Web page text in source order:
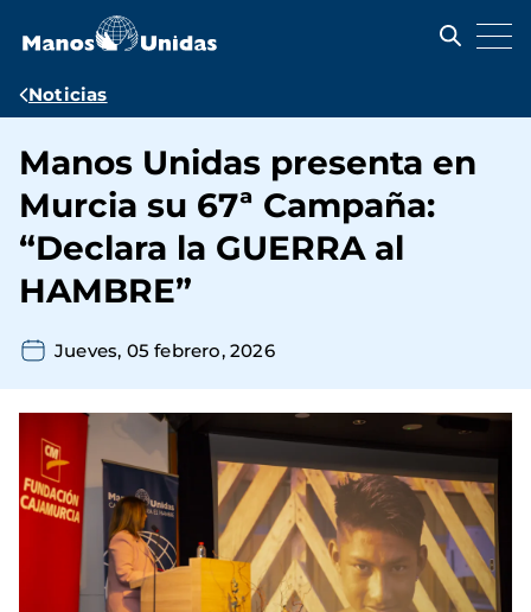
contenido
Ruta
navegación
Noticias
Manos Unidas presenta en
Murcia su 67ª Campaña:
“Declara la GUERRA al
HAMBRE”
Jueves, 05 febrero, 2026